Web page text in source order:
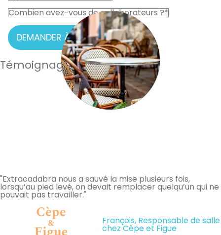
DEMANDER À ÊTRE RAPPELÉ
Témoignages de nos clients
"Extracadabra nous a sauvé la mise plusieurs fois,
lorsqu’au pied levé, on devait remplacer quelqu’un qui ne
pouvait pas travailler."
François, Responsable de salle
chez Cèpe et Figue